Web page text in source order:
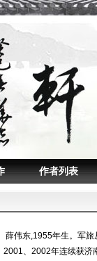
作者列表
薛伟东,1955年生。军
2001、2002年连续获济